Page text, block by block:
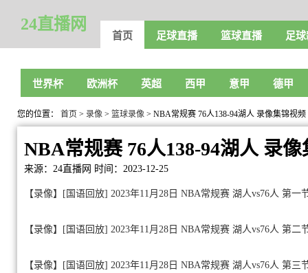
24直播网
首页 足球直播 篮球直播 足
世界杯 欧洲杯 英超 西甲 意甲 德甲
您的位置： 首页 > 录像 > 篮球录像 > NBA常规赛 76人138-94湖人 录像集锦视频
NBA常规赛 76人138-94湖人 录
来源：24直播网 时间：2023-12-25
【录像】[国语回放] 2023年11月28日 NBA常规赛 湖人vs76人 第一
【录像】[国语回放] 2023年11月28日 NBA常规赛 湖人vs76人 第二
【录像】[国语回放] 2023年11月28日 NBA常规赛 湖人vs76人 第三